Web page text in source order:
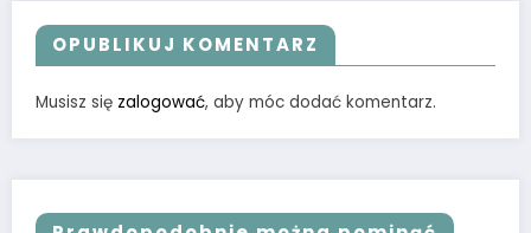
OPUBLIKUJ KOMENTARZ
Musisz się zalogować, aby móc dodać komentarz.